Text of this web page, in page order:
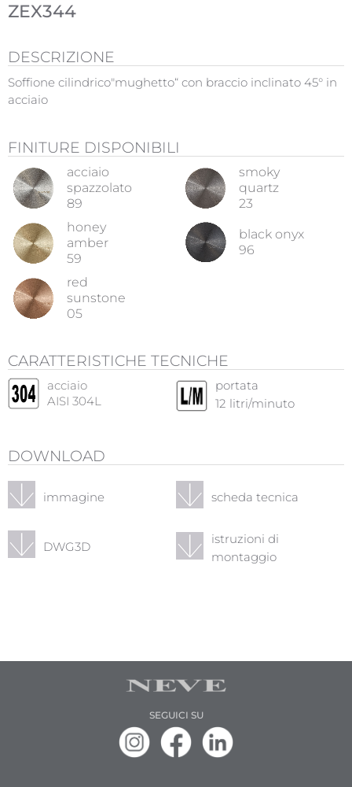
ZEX344
DESCRIZIONE
Soffione cilindrico"mughetto“ con braccio inclinato 45° in
acciaio
FINITURE DISPONIBILI
acciaio
spazzolato
89
smoky
quartz
23
honey
amber
59
black onyx
96
red
sunstone
05
CARATTERISTICHE TECNICHE
acciaio
AISI 304L
portata
12 litri/minuto
DOWNLOAD
immagine scheda tecnica
DWG3D
istruzioni di
montaggio
SEGUICI SU